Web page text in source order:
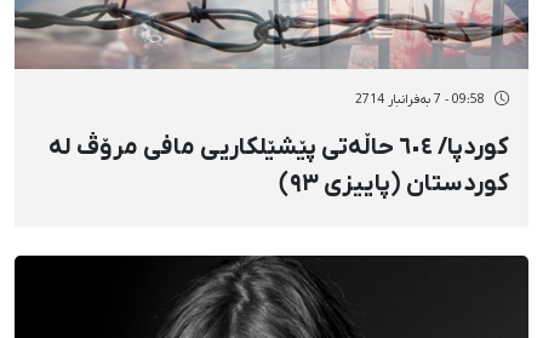
09:58 - 7 بەفرانبار 2714
کوردپا/ ٦٠٤ حاڵەتی پێشێلکاریی مافی مرۆڤ لە
کوردستان (پاییزی ٩٣)